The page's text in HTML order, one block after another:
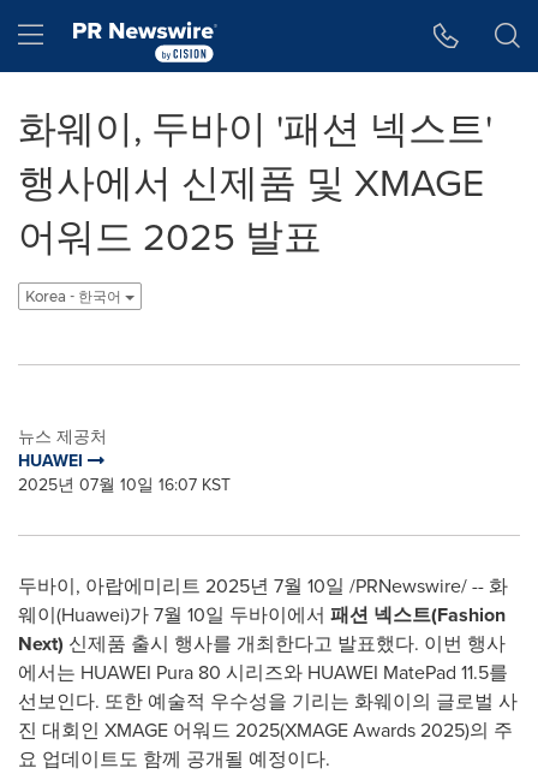
Hamburger menu
화웨이, 두바이 '패션 넥스트'
행사에서 신제품 및 XMAGE
어워드 2025 발표
Korea - 한국어
뉴스 제공처
HUAWEI
2025년 07월 10일 16:07 KST
두바이, 아랍에미리트 2025년 7월 10일 /PRNewswire/ -- 화
웨이(Huawei)가 7월 10일 두바이에서 패션 넥스트(Fashion
Next) 신제품 출시 행사를 개최한다고 발표했다. 이번 행사
에서는 HUAWEI Pura 80 시리즈와 HUAWEI MatePad 11.5를
선보인다. 또한 예술적 우수성을 기리는 화웨이의 글로벌 사
진 대회인 XMAGE 어워드 2025(XMAGE Awards 2025)의 주
요 업데이트도 함께 공개될 예정이다.